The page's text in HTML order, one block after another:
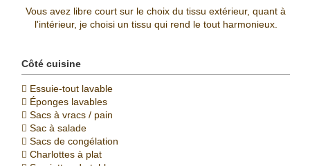
Vous avez libre court sur le choix du tissu extérieur, quant à
l'intérieur, je choisi un tissu qui rend le tout harmonieux.
Côté cuisine
Essuie-tout lavable
Éponges lavables
Sacs à vracs / pain
Sac à salade
Sacs de congélation
Charlottes à plat